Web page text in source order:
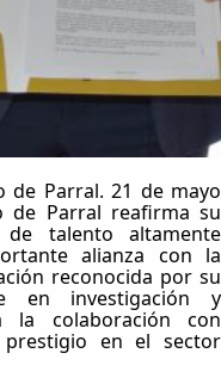
de Parral. 21 de mayo
de Parral reafirma su
talento altamente
alianza con la
reconocida por su
en investigación y
colaboración con
prestigio en el sector